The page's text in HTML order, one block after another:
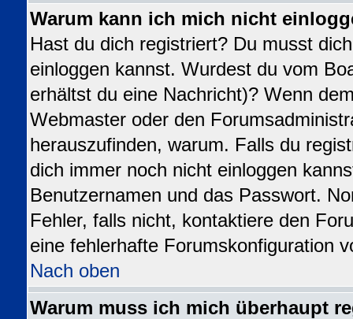
Warum kann ich mich nicht
Hast du dich registriert? Du musst
einloggen kannst. Wurdest du vom
erhältst du eine Nachricht)? Wenn
Webmaster oder den
herauszufinden, warum. Falls du
dich immer noch nicht einloggen
Benutzernamen und das Passwort.
Fehler, falls nicht, kontaktiere den
eine fehlerhafte Forumskonfiguration
Nach oben
Warum muss ich mich überhaupt